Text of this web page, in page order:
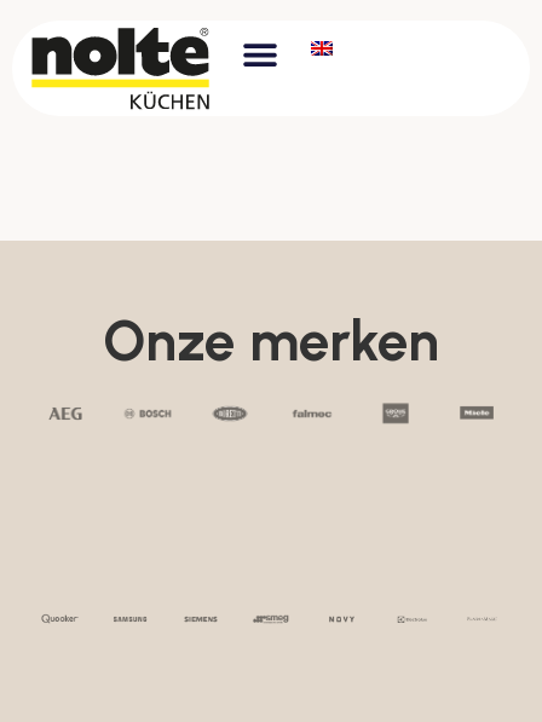
Onze merken